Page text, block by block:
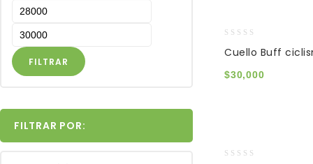
out
of
5
Cuello Buff
$30,000
FILTRAR
FILTRAR POR: